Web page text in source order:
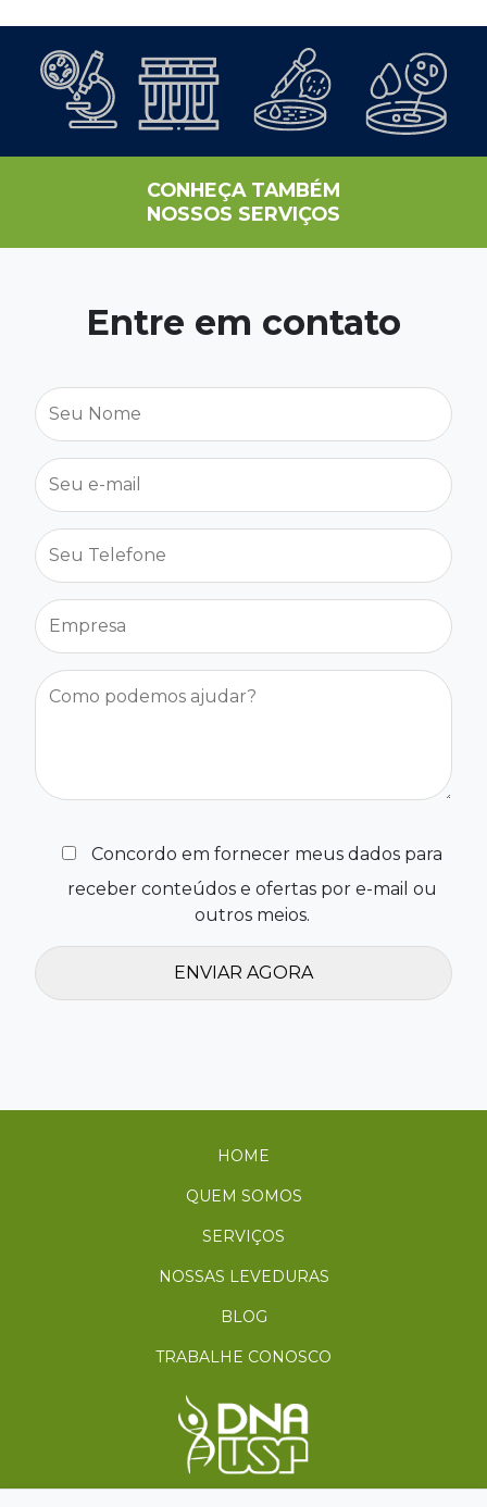
CONHEÇA TAMBÉM
NOSSOS SERVIÇOS
Entre em contato
Concordo em fornecer meus dados para
receber conteúdos e ofertas por e-mail ou
outros meios.
HOME
QUEM SOMOS
SERVIÇOS
NOSSAS LEVEDURAS
BLOG
TRABALHE CONOSCO